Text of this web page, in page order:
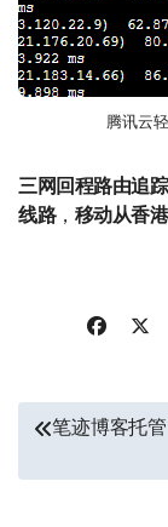
腾讯云
三网回程路由追
线路， 移动从香
文 笔迹博客托管